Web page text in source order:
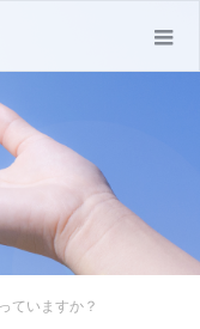
ていますか？